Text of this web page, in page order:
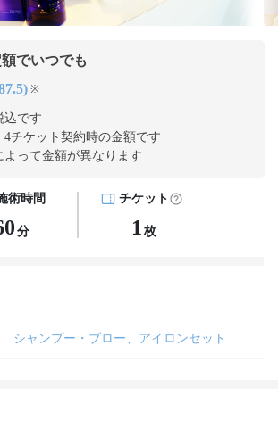
でいつでも
※
込です
チケット契約時の金額です
って金額が異なります
術時間
分
チケット
1 枚
シャンプー・ブロー、アイロンセット